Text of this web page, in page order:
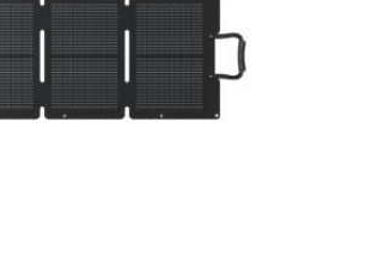
Toevoegen aan winkelwagen